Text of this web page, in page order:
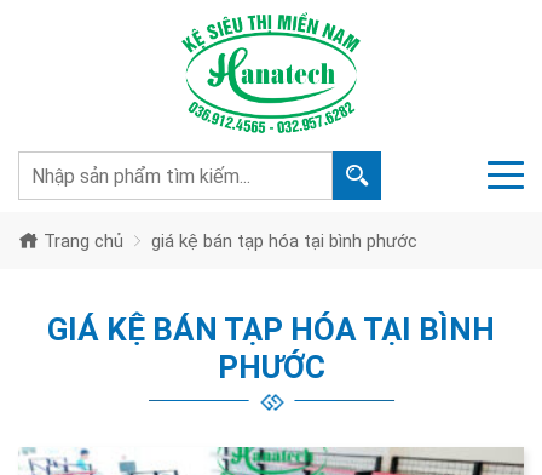
Trang chủ giá kệ bán tạp hóa tại bình phước
GIÁ KỆ BÁN TẠP HÓA TẠI BÌNH
PHƯỚC